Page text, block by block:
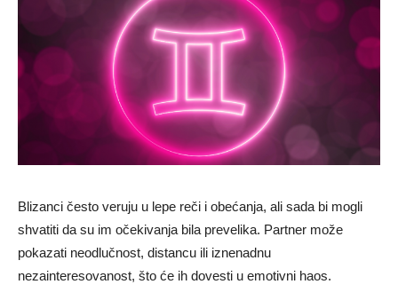
Blizanci često veruju u lepe reči i obećanja, ali sada bi mogli
shvatiti da su im očekivanja bila prevelika. Partner može
pokazati neodlučnost, distancu ili iznenadnu
nezainteresovanost, što će ih dovesti u emotivni haos.